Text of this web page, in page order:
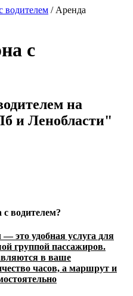
водителем / Аренда
с
на
и Ленобласти
водителем?
это удобная услуга для
группой пассажиров.
в ваше
часов, а маршрут и